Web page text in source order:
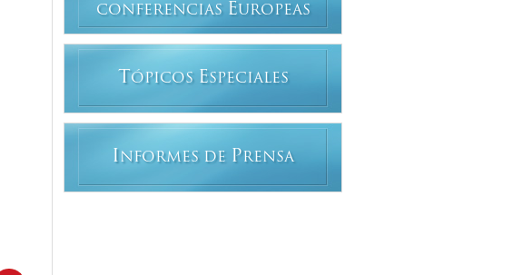
CONFERENCIAS EUROPEAS
T ÓPICOS ESPECIALES
INFORMES DE PRENSA